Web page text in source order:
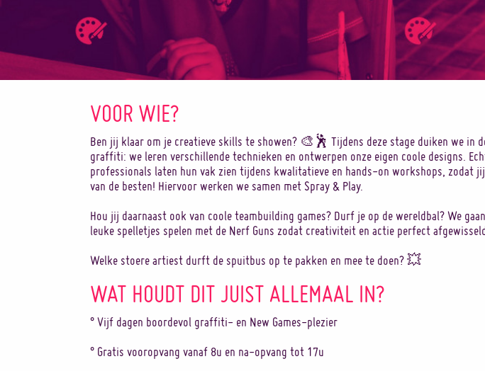
VOOR WIE?
Ben jij klaar om je creatieve skills te showen? 🎨🕺 Tijdens deze stage duiken we in
graffiti: we leren verschillende technieken en ontwerpen onze eigen coole designs.
professionals laten hun vak zien tijdens kwalitatieve en hands-on workshops, zodat
van de besten! Hiervoor werken we samen met Spray & Play.
Hou jij daarnaast ook van coole teambuilding games? Durf je op de wereldbal? We
leuke spelletjes spelen met de Nerf Guns zodat creativiteit en actie perfect
Welke stoere artiest durft de spuitbus op te pakken en mee te doen? 💥
WAT HOUDT DIT JUIST ALLEMAAL IN?
° Vijf dagen boordevol graffiti- en New Games-plezier
° Gratis vooropvang vanaf 8u en na-opvang tot 17u